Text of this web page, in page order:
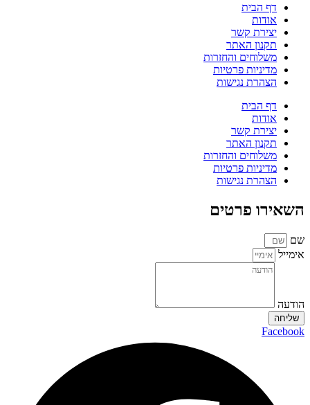
דף הבית
אודות
יצירת קשר
תקנון האתר
משלוחים והחזרות
מדיניות פרטיות
הצהרת נגישות
דף הבית
אודות
יצירת קשר
תקנון האתר
משלוחים והחזרות
מדיניות פרטיות
הצהרת נגישות
השאירו פרטים
שם
אימייל
הודעה
שליחה
Facebook